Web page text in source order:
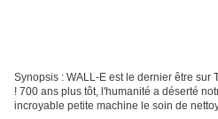
Synopsis : WALL-E est le dernier être sur
! 700 ans plus tôt, l'humanité a déserté
incroyable petite machine le soin de